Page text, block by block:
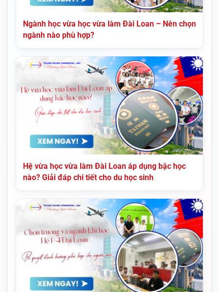
Ngành học vừa học vừa làm Đài Loan – Nên chọn
ngành nào phù hợp?
Hệ vừa học vừa làm Đài Loan áp dụng bậc học
nào? Giải đáp chi tiết cho du học sinh